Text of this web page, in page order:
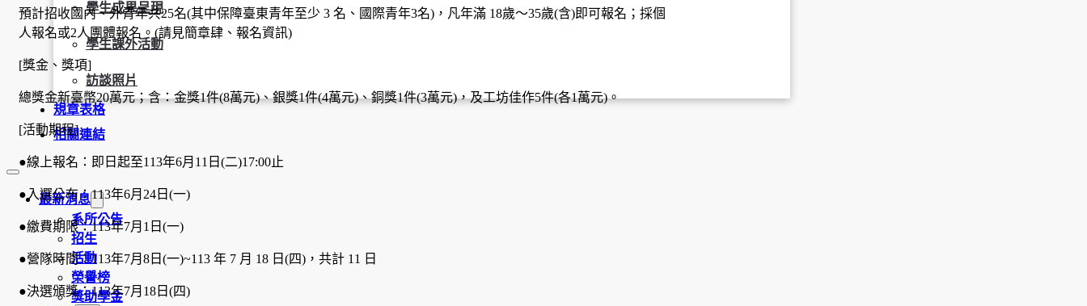
學生成果呈現
學生課外活動
訪談照片
規章表格
相關連結
最新消息
系所公告
招生
活動
榮譽榜
獎助學金
預計招收國內、外青年共25名(其中保障臺東青年至少 3 名、國際青年3名)，凡年滿 18歲～35歲(含)即可報名；採個
人報名或2人團體報名。(請見簡章肆、報名資訊)
[獎金、獎項]
總獎金新臺幣20萬元；含：金獎1件(8萬元)、銀獎1件(4萬元)、銅獎1件(3萬元)，及工坊佳作5件(各1萬元)。
[活動期程]
●線上報名：即日起至113年6月11日(二)17:00止
●入選公布：113年6月24日(一)
●繳費期限：113年7月1日(一)
●營隊時間：113年7月8日(一)~113 年 7 月 18 日(四)，共計 11 日
●決選頒獎：113年7月18日(四)